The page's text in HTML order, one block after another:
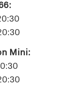
Mini: